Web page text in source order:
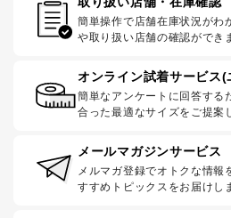
簡単操作で店舗在庫状況がわ
や取り扱い店舗の確認ができ
オンライン試着サービス(
簡単なアンケートに回答する
合った最適なサイズをご提案
メールマガジンサービス
メルマガ登録でオトクな情報
すすめトピックスをお届けし